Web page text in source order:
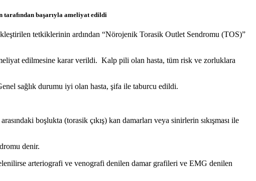
tarafından başarıyla ameliyat edildi
tetkiklerinin ardından “Nörojenik Torasik Outlet Sendromu (TOS)”
edilmesine karar verildi. Kalp pili olan hasta, tüm risk ve zorluklara
sağlık durumu iyi olan hasta, şifa ile taburcu edildi.
boşlukta (torasik çıkış) kan damarları veya sinirlerin sıkışması ile
denir.
arteriografi ve venografi denilen damar grafileri ve EMG denilen